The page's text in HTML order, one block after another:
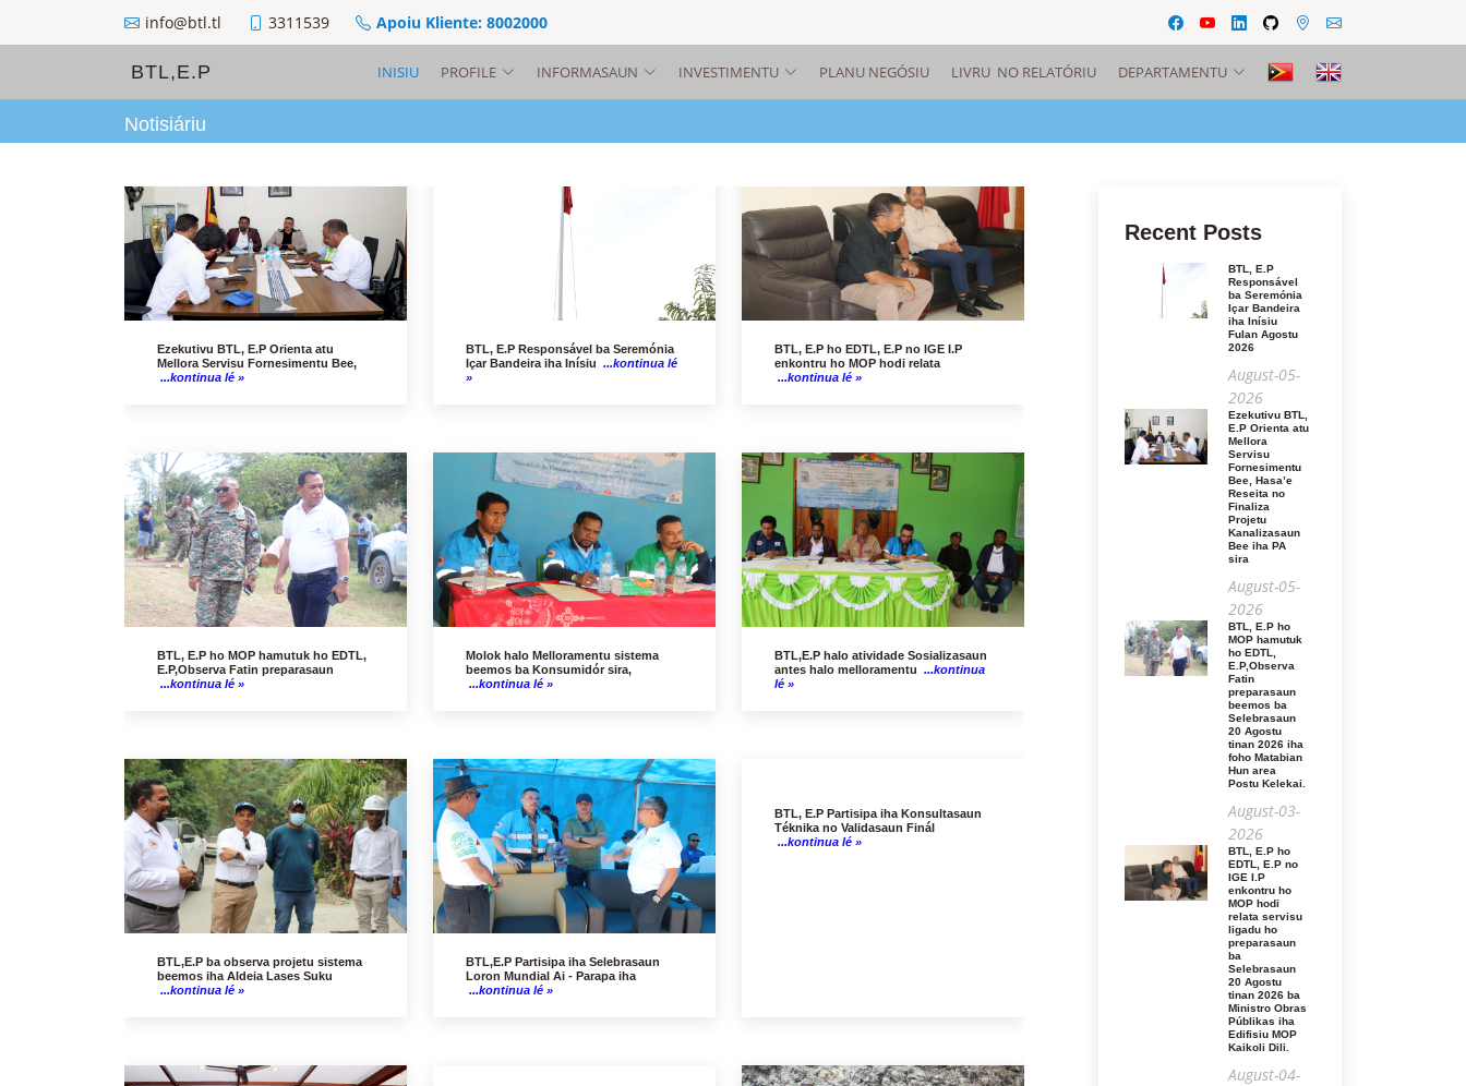
info@btl.tl 3311539 Apoiu Kliente: 8002000
BTL,E.P INISIU PROFILE INFORMASAUN INVESTIMENTU PLANU NEGÓSIU LIVRU NO RELATÓRIU DEPARTAMENTU
Notisiáriu
Ezekutivu BTL, E.P Orienta atu
Mellora Servisu Fornesimentu Bee,
...kontinua lé »
BTL, E.P Responsável ba Seremónia
Içar Bandeira iha Inísiu ...kontinua lé
»
BTL, E.P ho EDTL, E.P no IGE I.P
enkontru ho MOP hodi relata
...kontinua lé »
BTL, E.P ho MOP hamutuk ho EDTL,
E.P,Observa Fatin preparasaun
...kontinua lé »
Molok halo Melloramentu sistema
beemos ba Konsumidór sira,
...kontinua lé »
BTL,E.P halo atividade Sosializasaun
antes halo melloramentu ...kontinua
lé »
BTL,E.P ba observa projetu sistema
beemos iha Aldeia Lases Suku
...kontinua lé »
BTL,E.P Partisipa iha Selebrasaun
Loron Mundial Ai - Parapa iha
...kontinua lé »
BTL, E.P Partisipa iha Konsultasaun
Téknika no Validasaun Finál
...kontinua lé »
Recent Posts
BTL, E.P
Responsável
ba Seremónia
Içar Bandeira
iha Inísiu
Fulan Agostu
2026
August-05-
2026
Ezekutivu BTL,
E.P Orienta atu
Mellora
Servisu
Fornesimentu
Bee, Hasa’e
Reseita no
Finaliza
Projetu
Kanalizasaun
Bee iha PA
sira
August-05-
2026
BTL, E.P ho
MOP hamutuk
ho EDTL,
E.P,Observa
Fatin
preparasaun
beemos ba
Selebrasaun
20 Agostu
tinan 2026 iha
foho Matabian
Hun area
Postu Kelekai.
August-03-
2026
BTL, E.P ho
EDTL, E.P no
IGE I.P
enkontru ho
MOP hodi
relata servisu
ligadu ho
preparasaun
ba
Selebrasaun
20 Agostu
tinan 2026 ba
Ministro Obras
Públikas iha
Edifisiu MOP
Kaikoli Dili.
August-04-